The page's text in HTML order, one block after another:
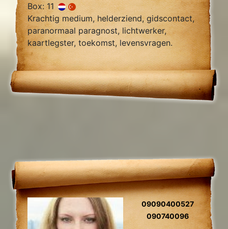
Box: 11
Krachtig medium, helderziend, gidscontact,
paranormaal paragnost, lichtwerker,
kaartlegster, toekomst, levensvragen.
09090400527
090740096